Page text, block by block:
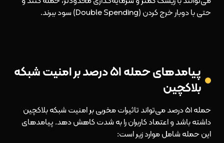
حتی با دوبار خرج کردن (Double Spending) سود ببرند.
پیامدهای حمله ۵۱ درصد بر امنیت شبکه
بلاکچین
حمله ۵۱ درصد می‌تواند تاثیرات مخربی بر امنیت شبکه بلاکچین
داشته باشد و اعتماد کاربران را به شدت کاهش دهد. پیامدهای
این حمله شامل موارد زیر است: